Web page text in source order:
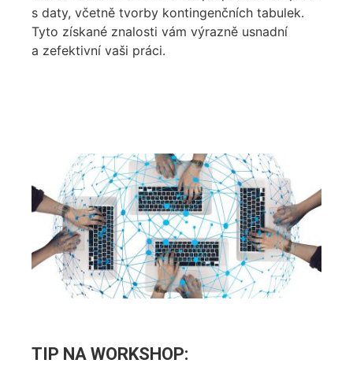
s daty, včetně tvorby kontingenčních tabulek.
Tyto získané znalosti vám výrazně usnadní
a zefektivní vaši práci.
TIP NA WORKSHOP: